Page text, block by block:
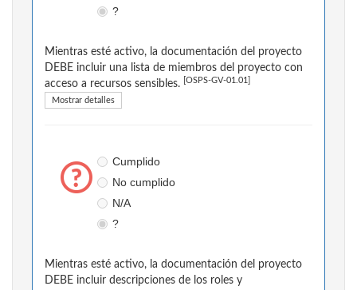
?
Mientras esté activo, la documentación del proyecto
DEBE incluir una lista de miembros del proyecto con
acceso a recursos sensibles.
[OSPS-GV-01.01]
Mostrar detalles
Cumplido
No cumplido
N/A
?
Mientras esté activo, la documentación del proyecto
DEBE incluir descripciones de los roles y